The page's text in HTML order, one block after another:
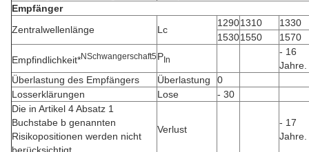
Empfänger
Zentralwellenlänge
Lc
12901310
1330
15301550 1570
Empfindlichkeit*NSchwangerschaft5 PIn
- 16
Jahre.
Überlastung des Empfängers
Überlastung
0
Losserklärungen
Lose
- 30
Die in Artikel 4 Absatz 1
Buchstabe b genannten
Risikopositionen werden nicht
Verlust
- 17
Jahre.